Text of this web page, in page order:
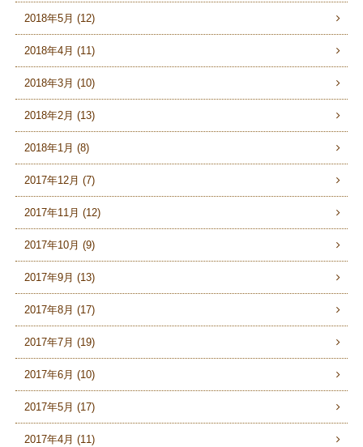
2018年5月 (12)
2018年4月 (11)
2018年3月 (10)
2018年2月 (13)
2018年1月 (8)
2017年12月 (7)
2017年11月 (12)
2017年10月 (9)
2017年9月 (13)
2017年8月 (17)
2017年7月 (19)
2017年6月 (10)
2017年5月 (17)
2017年4月 (11)